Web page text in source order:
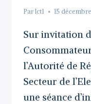
Parlct1 15
Sur invitation
l’Autorité de
Secteur de
une séance